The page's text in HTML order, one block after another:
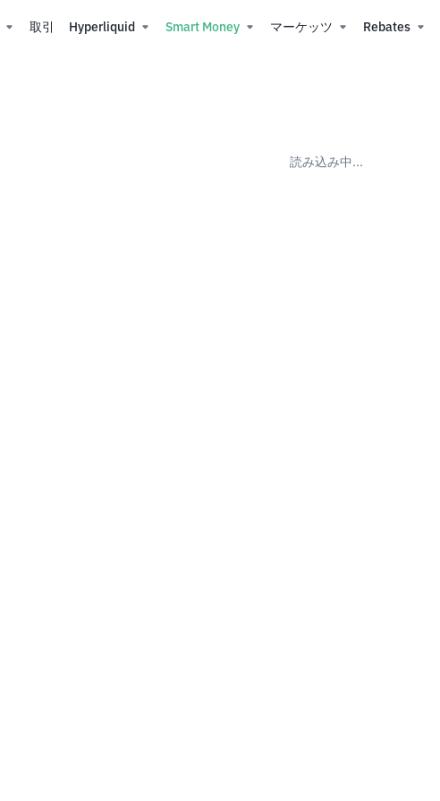
取引 Hyperliquid Smart Money マーケッツ Rebates
読み込み中...